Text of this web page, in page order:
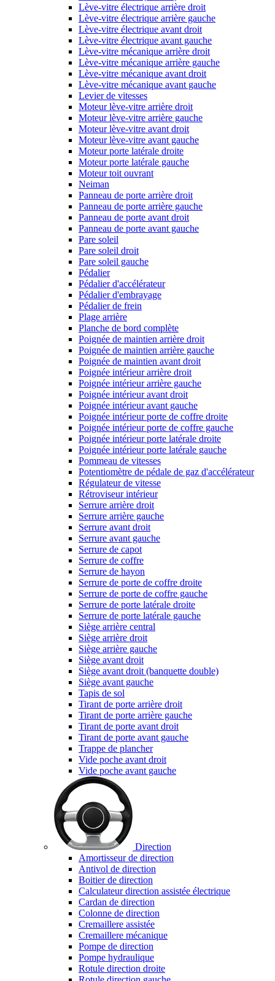
Lève-vitre électrique arrière droit
Lève-vitre électrique arrière gauche
Lève-vitre électrique avant droit
Lève-vitre électrique avant gauche
Lève-vitre mécanique arrière droit
Lève-vitre mécanique arrière gauche
Lève-vitre mécanique avant droit
Lève-vitre mécanique avant gauche
Levier de vitesses
Moteur lève-vitre arrière droit
Moteur lève-vitre arrière gauche
Moteur lève-vitre avant droit
Moteur lève-vitre avant gauche
Moteur porte latérale droite
Moteur porte latérale gauche
Moteur toit ouvrant
Neiman
Panneau de porte arrière droit
Panneau de porte arrière gauche
Panneau de porte avant droit
Panneau de porte avant gauche
Pare soleil
Pare soleil droit
Pare soleil gauche
Pédalier
Pédalier d'accélérateur
Pédalier d'embrayage
Pédalier de frein
Plage arrière
Planche de bord complète
Poignée de maintien arrière droit
Poignée de maintien arrière gauche
Poignée de maintien avant droit
Poignée intérieur arrière droit
Poignée intérieur arrière gauche
Poignée intérieur avant droit
Poignée intérieur avant gauche
Poignée intérieur porte de coffre droite
Poignée intérieur porte de coffre gauche
Poignée intérieur porte latérale droite
Poignée intérieur porte latérale gauche
Pommeau de vitesses
Potentiomètre de pédale de gaz d'accélérateur
Régulateur de vitesse
Rétroviseur intérieur
Serrure arrière droit
Serrure arrière gauche
Serrure avant droit
Serrure avant gauche
Serrure de capot
Serrure de coffre
Serrure de hayon
Serrure de porte de coffre droite
Serrure de porte de coffre gauche
Serrure de porte latérale droite
Serrure de porte latérale gauche
Siège arrière central
Siège arrière droit
Siège arrière gauche
Siège avant droit
Siège avant droit (banquette double)
Siège avant gauche
Tapis de sol
Tirant de porte arrière droit
Tirant de porte arrière gauche
Tirant de porte avant droit
Tirant de porte avant gauche
Trappe de plancher
Vide poche avant droit
Vide poche avant gauche
Direction
Amortisseur de direction
Antivol de direction
Boitier de direction
Calculateur direction assistée électrique
Cardan de direction
Colonne de direction
Cremaillere assistée
Cremaillere mécanique
Pompe de direction
Pompe hydraulique
Rotule direction droite